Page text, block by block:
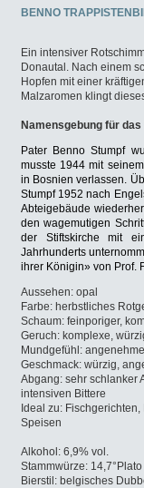
BENNO
Ein intensiver
Donautal. Nach einem
Hopfen mit einer
Malzaromen klingt
Namensgebung für das
Pater Benno Stumpf
musste 1944 mit
in Bosnien verlassen.
Stumpf 1952 nach
Abteigebäude
den wagemutigen
der Stiftskirche mit
Jahrhunderts
ihrer Königin» von Prof.
Aussehen: opal
Farbe: herbstliches
Schaum: feinporiger,
Geruch: komplexe,
Mundgefühl:
Geschmack: würzig,
Abgang: sehr schlanker
intensiven Bittere
Ideal zu:
Speisen
Alkohol: 6,9% vol.
Stammwürze: 14,7°Plato
Bierstil: belgisches